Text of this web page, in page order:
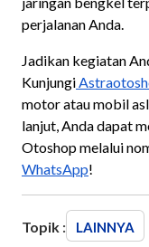
perjalanan Anda.
Jadikan kegiatan
Kunjungi
motor atau mobil
lanjut, Anda dapat
Otoshop melalui
WhatsApp!
Topik : LAINNYA